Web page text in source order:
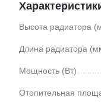
Высота радиатора
Длина радиатора
Мощность (Вт)
Отопительная